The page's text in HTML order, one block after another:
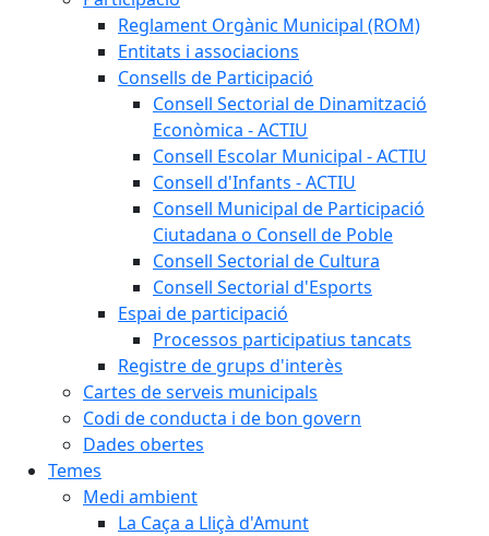
Reglament Orgànic Municipal (ROM)
Entitats i associacions
Consells de Participació
Consell Sectorial de Dinamització
Econòmica - ACTIU
Consell Escolar Municipal - ACTIU
Consell d'Infants - ACTIU
Consell Municipal de Participació
Ciutadana o Consell de Poble
Consell Sectorial de Cultura
Consell Sectorial d'Esports
Espai de participació
Processos participatius tancats
Registre de grups d'interès
Cartes de serveis municipals
Codi de conducta i de bon govern
Dades obertes
Temes
Medi ambient
La Caça a Lliçà d'Amunt